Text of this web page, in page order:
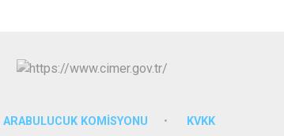
ARABULUCUK KOMİSYONU KVKK